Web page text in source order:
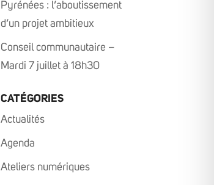
Pyrénées : l’aboutissement
d’un projet ambitieux
Conseil communautaire –
Mardi 7 juillet à 18h30
CATÉGORIES
Actualités
Agenda
Ateliers numériques